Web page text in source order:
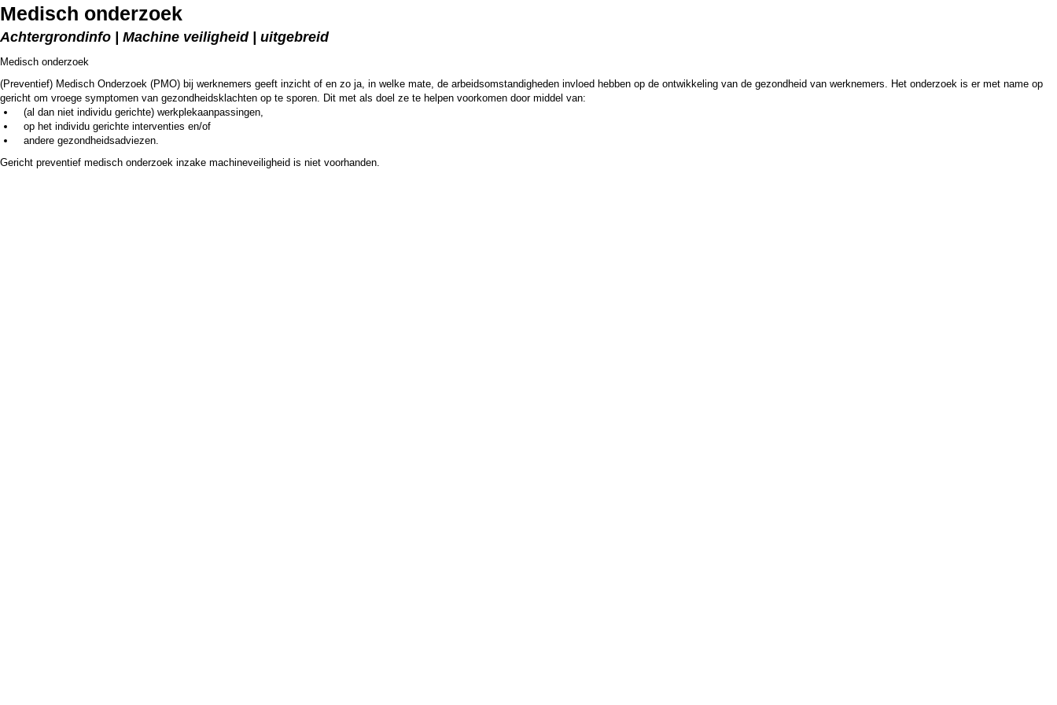
Medisch onderzoek
Achtergrondinfo | Machine veiligheid | uitgebreid
Medisch onderzoek
(Preventief) Medisch Onderzoek (PMO) bij werknemers geeft inzicht of en zo ja, in welke mate, de arbeidsomstandigheden invloed hebben op de ontwikkeling van de gezondheid van werknemers. Het onderzoek is er met name op
gericht om vroege symptomen van gezondheidsklachten op te sporen. Dit met als doel ze te helpen voorkomen door middel van:
(al dan niet individu gerichte) werkplekaanpassingen,
op het individu gerichte interventies en/of
andere gezondheidsadviezen.
Gericht preventief medisch onderzoek inzake machineveiligheid is niet voorhanden.